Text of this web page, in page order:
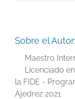
Sobre el Autor:
Maestro
Licenciado
la FIDE -
Ajedrez 2021